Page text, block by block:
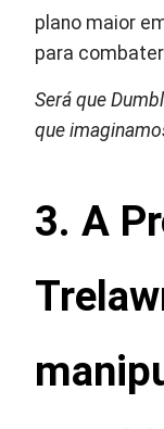
plano maior
para
Será que
que
3. A